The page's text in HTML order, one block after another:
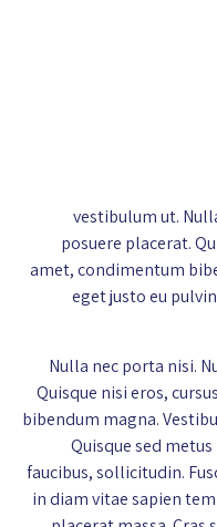
vestibulum ut.
posuere placerat.
amet, condimentum
eget justo eu
Nulla nec porta nisi.
Quisque nisi eros,
bibendum magna.
Quisque sed
faucibus, sollicitudin.
in diam vitae sapien